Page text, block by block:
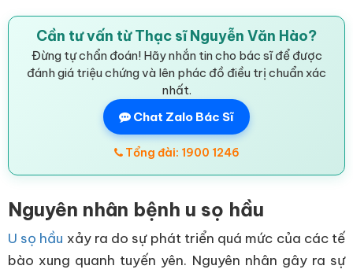
Cần tư vấn từ Thạc sĩ Nguyễn Văn Hào?
Đừng tự chẩn đoán! Hãy nhắn tin cho bác sĩ để được
đánh giá triệu chứng và lên phác đồ điều trị chuẩn xác
nhất.
Chat Zalo Bác Sĩ
Tổng đài: 1900 1246
Nguyên nhân bệnh u sọ hầu
U sọ hầu xảy ra do sự phát triển quá mức của các tế
bào xung quanh tuyến yên. Nguyên nhân gây ra sự